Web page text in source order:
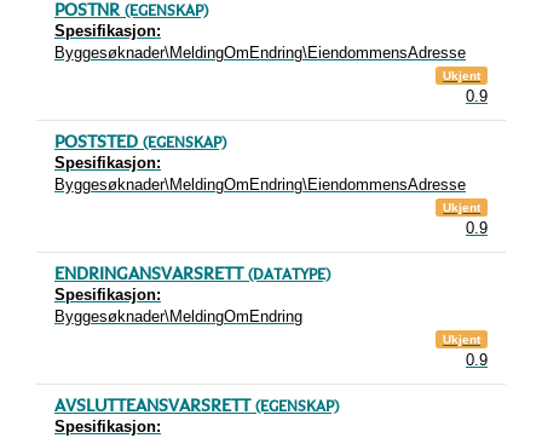
POSTNR (EGENSKAP)
Spesifikasjon:
Byggesøknader\MeldingOmEndring\EiendommensAdresse
Ukjent
0.9
POSTSTED (EGENSKAP)
Spesifikasjon:
Byggesøknader\MeldingOmEndring\EiendommensAdresse
Ukjent
0.9
ENDRINGANSVARSRETT (DATATYPE)
Spesifikasjon:
Byggesøknader\MeldingOmEndring
Ukjent
0.9
AVSLUTTEANSVARSRETT (EGENSKAP)
Spesifikasjon: